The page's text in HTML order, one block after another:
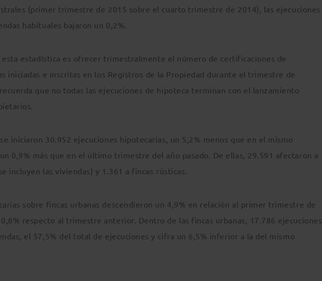
(primer trimestre de 2015 sobre el cuarto trimestre de 2014), las ejecuciones
habituales bajaron un 0,2%.
estadística es ofrecer trimestralmente el número de certificaciones de
iniciadas e inscritas en los Registros de la Propiedad durante el trimestre de
que no todas las ejecuciones de hipoteca terminan con el lanzamiento
iniciaron 30.952 ejecuciones hipotecarias, un 5,2% menos que en el mismo
0,9% más que en el último trimestre del año pasado. De ellas, 29.591 afectaron a
incluyen las viviendas) y 1.361 a fincas rústicas.
sobre fincas urbanas descendieron un 4,9% en relación al primer trimestre de
respecto al trimestre anterior. Dentro de las fincas urbanas, 17.786 ejecuciones
el 57,5% del total de ejecuciones y cifra un 6,5% inferior a la del mismo